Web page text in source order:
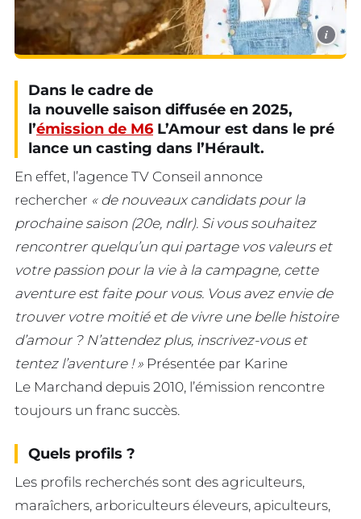
i
Dans le cadre de
la nouvelle saison diffusée en 2025,
l’émission de M6 L’Amour est dans le pré
lance un casting dans l’Hérault.
En effet, l’agence TV Conseil annonce
rechercher « de nouveaux candidats pour la
prochaine saison (20e, ndlr). Si vous souhaitez
rencontrer quelqu’un qui partage vos valeurs et
votre passion pour la vie à la campagne, cette
aventure est faite pour vous. Vous avez envie de
trouver votre moitié et de vivre une belle histoire
d’amour ? N’attendez plus, inscrivez-vous et
tentez l’aventure ! » Présentée par Karine
Le Marchand depuis 2010, l’émission rencontre
toujours un franc succès.
Quels profils ?
Les profils recherchés sont des agriculteurs,
maraîchers, arboriculteurs éleveurs, apiculteurs,